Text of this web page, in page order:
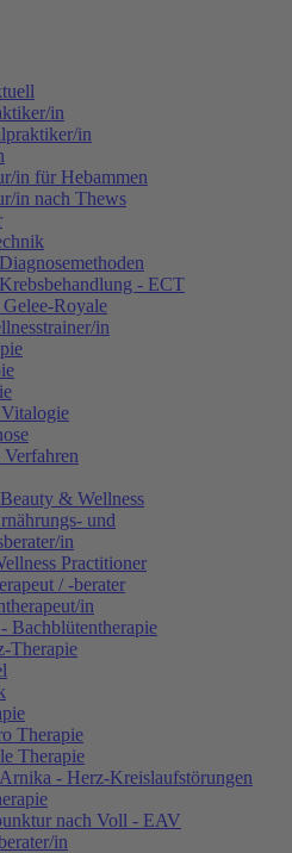
in
in
in für Hebammen
in nach Thews
- ECT
Royale
in
& Wellness
und
in
Practitioner
/ -berater
in
Bachblütentherapie
Therapie
Therapie
Therapie
- Herz-Kreislaufstörungen
nach Voll - EAV
in